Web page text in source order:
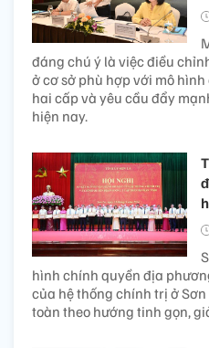
đáng chú ý là việc điều
ở cơ sở phù hợp với mô
hai cấp và yêu cầu đẩy
hiện nay.
hình chính quyền địa
của hệ thống chính trị ở
toàn theo hướng tinh gọn,